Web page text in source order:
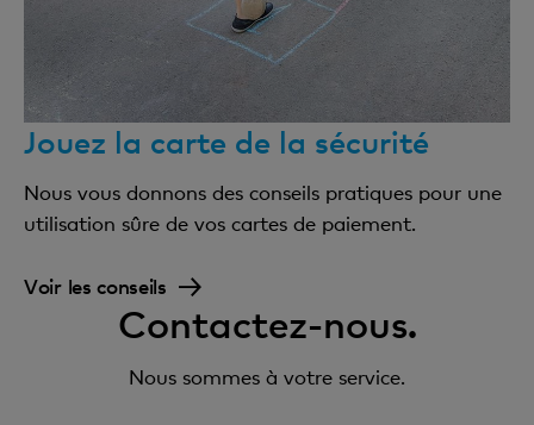
Jouez la carte de la sécurité
Nous vous donnons des conseils pratiques pour une
utilisation sûre de vos cartes de paiement.
Voir les conseils
Contactez-nous.
Nous sommes à votre service.